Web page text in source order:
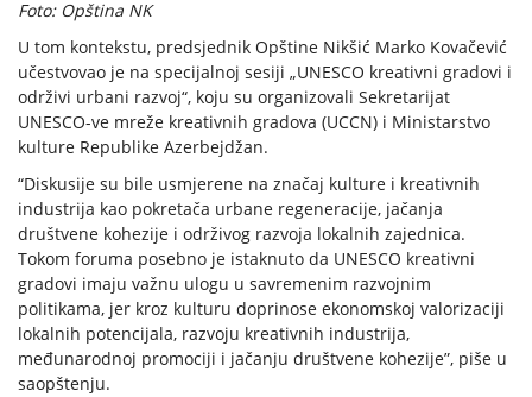
Foto: Opština NK
U tom kontekstu, predsjednik Opštine Nikšić Marko Kovačević
učestvovao je na specijalnoj sesiji „UNESCO kreativni gradovi i
održivi urbani razvoj“, koju su organizovali Sekretarijat
UNESCO-ve mreže kreativnih gradova (UCCN) i Ministarstvo
kulture Republike Azerbejdžan.
“Diskusije su bile usmjerene na značaj kulture i kreativnih
industrija kao pokretača urbane regeneracije, jačanja
društvene kohezije i održivog razvoja lokalnih zajednica.
Tokom foruma posebno je istaknuto da UNESCO kreativni
gradovi imaju važnu ulogu u savremenim razvojnim
politikama, jer kroz kulturu doprinose ekonomskoj valorizaciji
lokalnih potencijala, razvoju kreativnih industrija,
međunarodnoj promociji i jačanju društvene kohezije”, piše u
saopštenju.